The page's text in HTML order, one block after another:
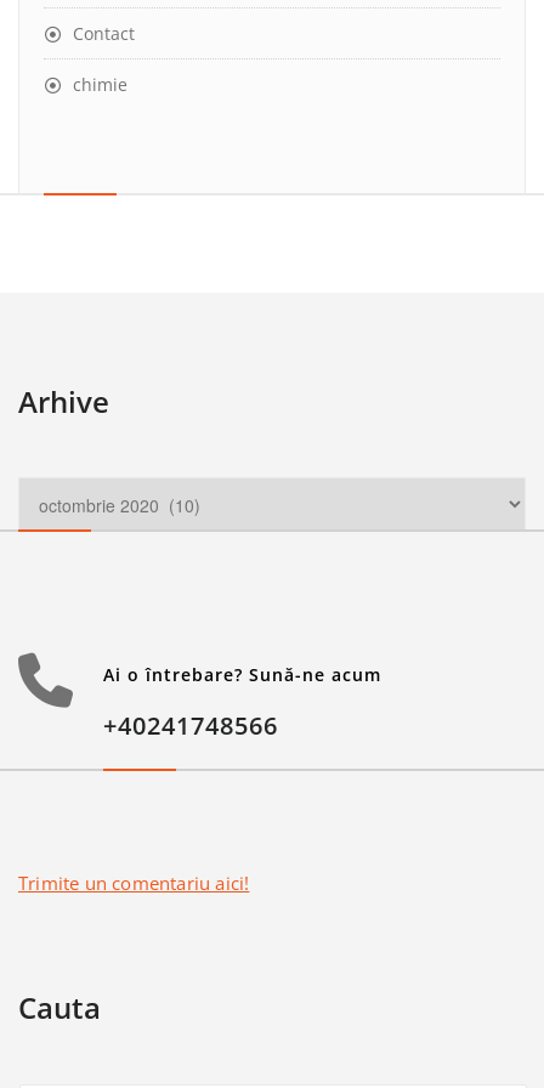
Contact
chimie
Arhive
Ai o întrebare? Sună-ne acum
+40241748566
Trimite un comentariu aici!
Cauta